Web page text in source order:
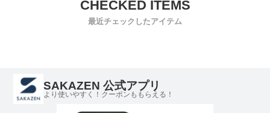
最近チェックしたアイテム
SAKAZEN 公式アプリ
より使いやすく！クーポンももらえる！